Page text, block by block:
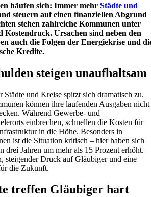
häufen sich: Immer mehrStädte und
steuern auf einen finanziellen Abgrund
stehen zahlreiche Kommunen unter
Kostendruck. Ursachen sind neben den
auch die Folgen der Energiekrise und
Kredite.
steigen unaufhaltsam
und Kreise spitzt sich dramatisch zu.
können ihre laufenden Ausgaben nicht
Während Gewerbe- und
einbrechen, schnellen die Kosten für
in die Höhe. Besonders in
ist die Situation kritisch – hier haben sich
drei Jahren um mehr als 15 Prozent erhöht.
steigender Druck auf Gläubiger und eine
die Zukunft.
treffen Gläubiger hart